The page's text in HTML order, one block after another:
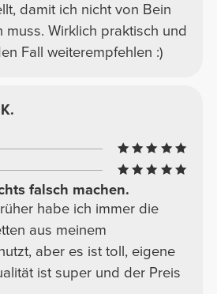
damit ich nicht von Bein
muss. Wirklich praktisch und
Fall weiterempfehlen :)
falsch machen.
habe ich immer die
aus meinem
aber es ist toll, eigene
ist super und der Preis